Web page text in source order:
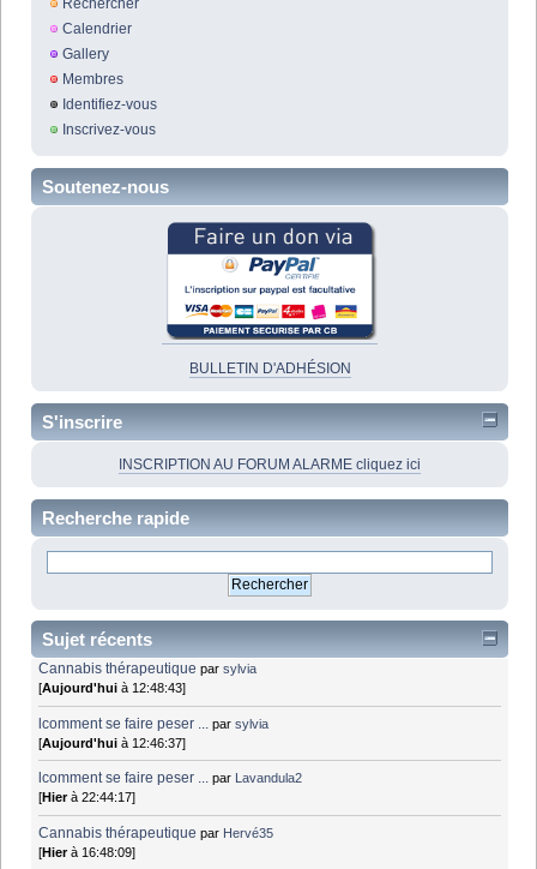
Rechercher
Calendrier
Gallery
Membres
Identifiez-vous
Inscrivez-vous
Soutenez-nous
BULLETIN D'ADHÉSION
S'inscrire
INSCRIPTION AU FORUM ALARME cliquez ici
Recherche rapide
Sujet récents
Cannabis thérapeutique parsylvia
[Aujourd'hui à 12:48:43]
lcomment se faire peser ... parsylvia
[Aujourd'hui à 12:46:37]
lcomment se faire peser ... par
Lavandula2
[Hierà 22:44:17]
Cannabis thérapeutique par Hervé35
[Hierà 16:48:09]